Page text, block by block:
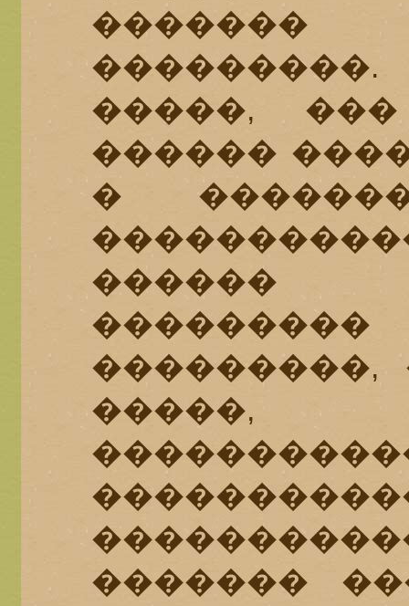
�����,
������
�
������
���������,
�����,
�������